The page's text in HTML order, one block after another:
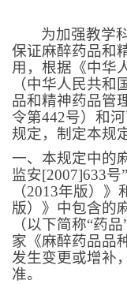
为加强教学
保证麻醉药品和
用，根据《中华
（中华人民共和
品和精神药品管
令第442号）和
规定，制定本规
一、本规定中的
监安[2007]633号
（2013年版）》
版）》中包含的
（以下简称“药
家《麻醉药品品
发生变更或增补
准。